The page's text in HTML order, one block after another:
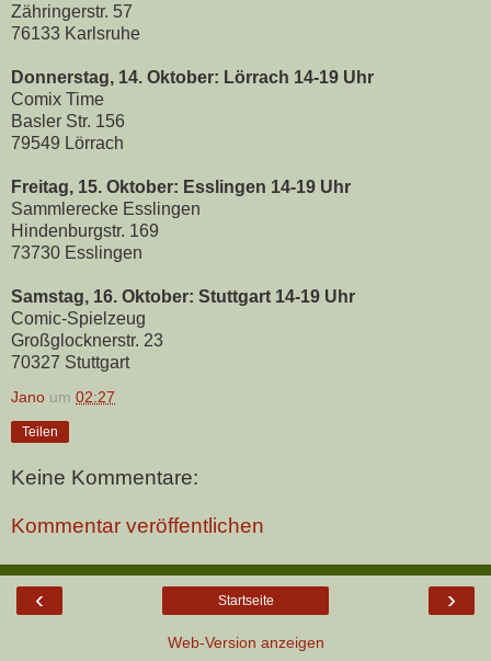
Zähringerstr. 57
76133 Karlsruhe
Donnerstag, 14. Oktober: Lörrach 14-19 Uhr
Comix Time
Basler Str. 156
79549 Lörrach
Freitag, 15. Oktober: Esslingen 14-19 Uhr
Sammlerecke Esslingen
Hindenburgstr. 169
73730 Esslingen
Samstag, 16. Oktober: Stuttgart 14-19 Uhr
Comic-Spielzeug
Großglocknerstr. 23
70327 Stuttgart
Jano um 02:27
Teilen
Keine Kommentare:
Kommentar veröffentlichen
‹ ›
Startseite
Web-Version anzeigen